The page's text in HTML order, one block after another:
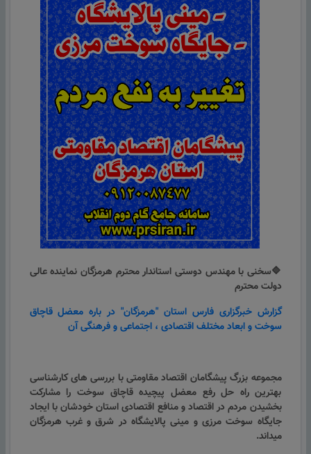
🔷سخنی با مهندس دوستی استاندار محترم هرمزگان نماینده عالی
دولت محترم
گزارش خبرگزاری فارس استان "هرمزگان" در باره معضل قاچاق
سوخت و ابعاد مختلف اقتصادی ، اجتماعی و فرهنگی آن
مجموعه بزرگ پیشگامان اقتصاد مقاومتی با بررسی های کارشناسی
بهترین راه حل رفع معضل پیچیده قاچاق سوخت را مشارکت
بخشیدن مردم در اقتصاد و منافع اقتصادی استان خودشان با ایجاد
جایگاه سوخت مرزی و مینی پالایشگاه در شرق و غرب هرمزگان
میداند.